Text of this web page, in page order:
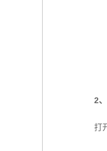
2、
打